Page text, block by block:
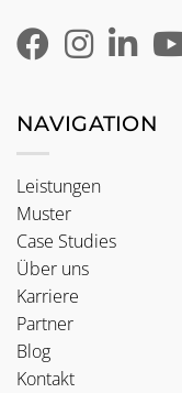
NAVIGATION
Leistungen
Muster
Case Studies
Über uns
Karriere
Partner
Blog
Kontakt